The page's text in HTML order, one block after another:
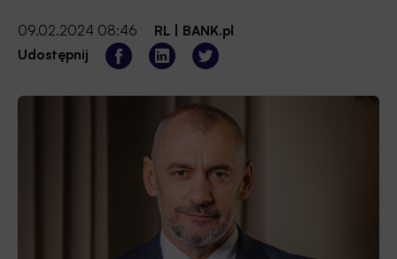
09.02.2024 08:46 RL
BANK.pl
Udostępnij